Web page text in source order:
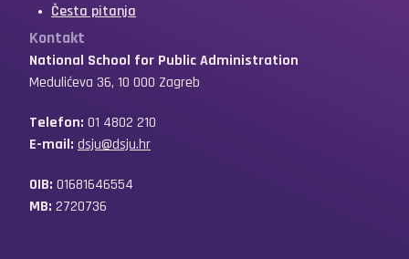
Česta pitanja
Kontakt
National School for Public Administration
Medulićeva 36, 10 000 Zagreb
Telefon: 01 4802 210
E-mail: dsju@dsju.hr
OIB: 01681646554
MB: 2720736